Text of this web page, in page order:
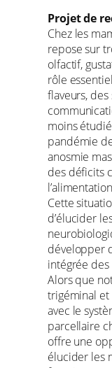
Projet de
Chez les
repose sur
olfactif,
rôle
flaveurs,
moins
pandémie
anosmie
des déficits
Cette
d’élucider
développer
intégrée
Alors que
trigéminal
avec le
parcellaire
offre une
élucider les